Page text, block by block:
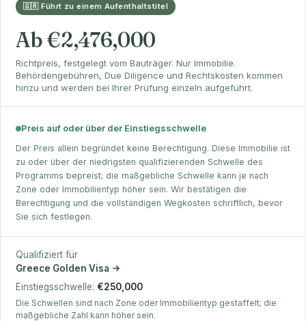
🇬🇷 Führt zu einem Aufenthaltstitel
Ab €2,476,000
Richtpreis, festgelegt vom Bauträger. Nur Immobilie.
Behördengebühren, Due Diligence und Rechtskosten kommen
hinzu und werden bei Ihrer Prüfung einzeln aufgeführt.
Preis auf oder über der Einstiegsschwelle
Der Preis allein begründet keine Berechtigung. Diese Immobilie ist
zu oder über der niedrigsten qualifizierenden Schwelle des
Programms bepreist; die maßgebliche Schwelle kann je nach
Zone oder Immobilientyp höher sein. Wir bestätigen die
Berechtigung und die vollständigen Wegkosten schriftlich, bevor
Sie sich festlegen.
Qualifiziert für
Greece Golden Visa
Einstiegsschwelle: €250,000
Die Schwellen sind nach Zone oder Immobilientyp gestaffelt; die
maßgebliche Zahl kann höher sein.